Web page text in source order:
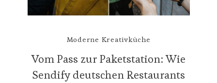
Moderne Kreativküche
Vom Pass zur Paketstation: Wie
Sendify deutschen Restaurants